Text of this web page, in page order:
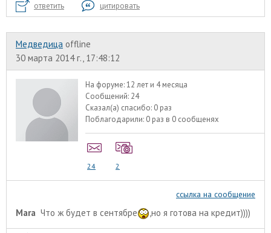
ответить цитировать
Медведица offline
30 марта 2014 г., 17:48:12
На форуме:12 лет и 4 месяца
Сообщений: 24
Сказал(а) спасибо: 0 раз
Поблагодарили: 0 раз в 0 сообщенях
24 2
ссылка на сообщение
Mara Что ж будет в сентябре ,но я готова на кредит))))